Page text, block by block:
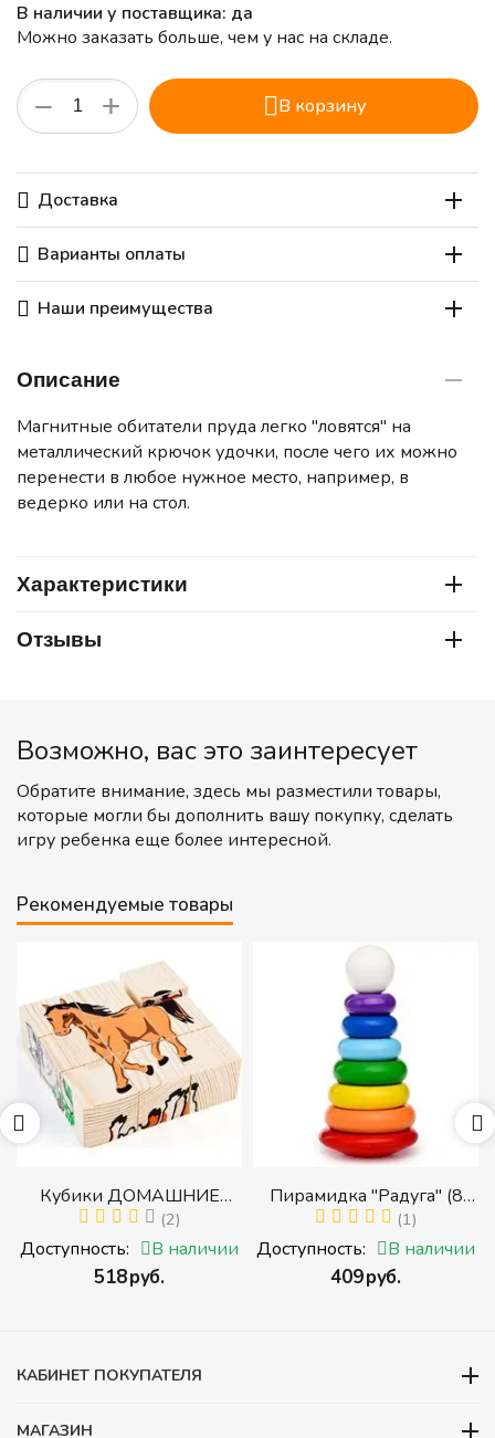
В наличии у поставщика: да
Можно заказать больше, чем у нас на складе.
+
− В корзину
Доставка
Варианты оплаты
Наши преимущества
Описание
Магнитные обитатели пруда легко "ловятся" на
металлический крючок удочки, после чего их можно
перенести в любое нужное место, например, в
ведерко или на стол.
Характеристики
Отзывы
Возможно, вас это заинтересует
Обратите внимание, здесь мы разместили товары,
которые могли бы дополнить вашу покупку, сделать
игру ребенка еще более интересной.
Рекомендуемые товары
Кубики ДОМАШНИЕ
ЖИВОТНЫЕ (Томик)
(Набор кубиков
разрезных (складных))
(2)
Доступность: В наличии
‍518‍руб.
Пирамидка "Радуга" (8
деталей) (Пирамидка
среднего размера)
(1)
Доступность: В наличии
‍409‍руб.
КАБИНЕТ ПОКУПАТЕЛЯ
МАГАЗИН